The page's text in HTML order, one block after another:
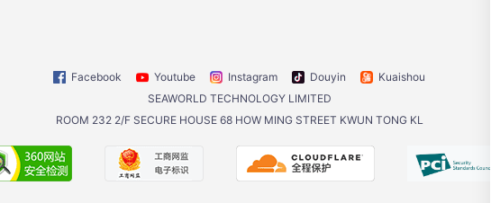
Facebook Youtube Instagram Douyin
Kuaishou
SEAWORLD TECHNOLOGY LIMITED
ROOM 232 2/F SECURE HOUSE 68 HOW MING STREET KWUN TONG KL